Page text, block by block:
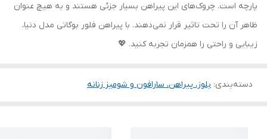
پارچه است. چروک‌های این پیراهن بسیار جزئی هستند و به هیچ عنوان
ظاهر آن را تحت تاثیر قرار نمی‌دهند. با پیراهن فلور بوگاتی مدل دنیا،
زیبایی و راحتی را همزمان تجربه کنید. 💖
دسته‌بندی: بلوز، پیراهن، سارافون و شومیز زنانه